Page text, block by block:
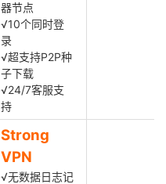
器节点
√10个同时登
录
√超支持P2P种
子下载
√24/7客服支
持
Strong
VPN
√无数据日志记